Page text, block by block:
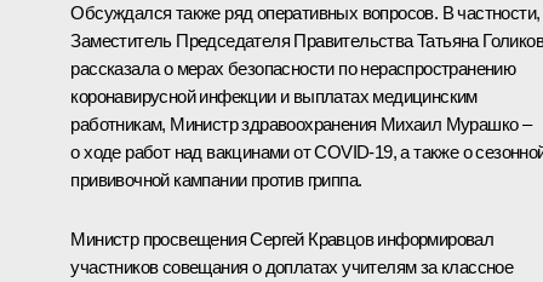
Обсуждался также ряд оперативных вопросов. В частности,
Заместитель Председателя ПравительстваТатьяна
рассказала о мерах безопасности по нераспространению
коронавирусной инфекции и выплатах медицинским
работникам, Министр здравоохранения Михаил Мурашко–
о ходе работ над вакцинами от COVID-19, а также о
прививочной кампании против гриппа.
Министр просвещенияСергей Кравцовинформировал
участников совещания о доплатах учителям за классное